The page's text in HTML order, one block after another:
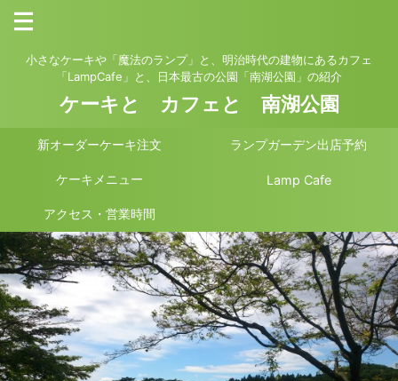
小さなケーキや「魔法のランプ」と、明治時代の建物にあるカフェ
「LampCafe」と、日本最古の公園「南湖公園」の紹介
ケーキと カフェと 南湖公園
新オーダーケーキ注文 ランプガーデン出店予約
ケーキメニュー Lamp Cafe
アクセス・営業時間